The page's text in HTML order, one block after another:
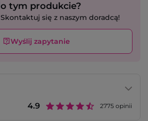
o tym produkcie?
Skontaktuj się z naszym doradcą!
Wyślij zapytanie
4.9 2775 opinii